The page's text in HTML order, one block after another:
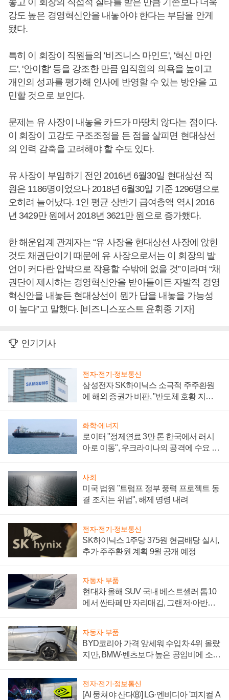
강도 높은 경영혁신안을 내놓아야 한다는 부담을 안게
됐다.
특히 이 회장이 직원들의 '비즈니스 마인드', '혁신 마인
드', '안이함' 등을 강조한 만큼 임직원의 의욕을 높이고
개인의 성과를 평가해 인사에 반영할 수 있는 방안을 고
민할 것으로 보인다.
문제는 유 사장이 내놓을 카드가 마땅치 않다는 점이다.
이 회장이 고강도 구조조정을 든 점을 살피면 현대상선
의 인력 감축을 고려해야 할 수도 있다.
유 사장이 부임하기 전인 2016년 6월30일 현대상선 직
원은 1186명이었으나 2018년 6월30일 기준 1296명으로
오히려 늘어났다. 1인 평균 상반기 급여총액 역시 2016
년 3429만 원에서 2018년 3621만 원으로 증가했다.
한 해운업계 관계자는 “유 사장을 현대상선 사장에 앉힌
것도 채권단이기 때문에 유 사장으로서는 이 회장의 발
언이 커다란 압박으로 작용할 수밖에 없을 것”이라며 “채
권단이 제시하는 경영혁신안을 받아들이든 자발적 경영
혁신안을 내놓든 현대상선이 뭔가 답을 내놓을 가능성
이 높다”고 말했다. [비즈니스포스트 윤휘종 기자]
인기기사
전자·전기·정보통신
삼성전자 SK하이닉스 소극적 주주환원
에 해외 증권가 비판, "반도체 호황 지속
화학·에너지
로이터 "정제연료 3만 톤 한국에서 러시
아로 이동", 우크라이나의 공격에 수요 늘
사회
미국 법원 "트럼프 정부 풍력 프로젝트 동
결 조치는 위법", 해제 명령 내려
전자·전기·정보통신
SK하이닉스 1주당 375원 현금배당 실시,
추가 주주환원 계획 9월 공개 예정
자동차·부품
현대차 올해 SUV 국내 베스트셀러 톱10
에서 싼타페만 자리매김, 그랜저·아반떼
자동차·부품
BYD코리아 가격 앞세워 수입차 4위 올랐
지만, BMW·벤츠보다 높은 공임비에 소비
전자·전기·정보통신
[AI 뭉쳐야 산다⑧] LG·엔비디아 '피지컬 A